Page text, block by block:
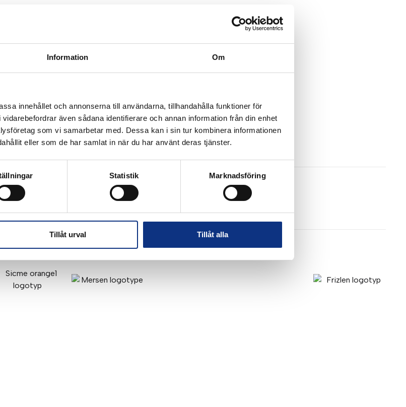
Information Om
innehållet och annonserna till användarna, tillhandahålla funktioner för
även sådana identifierare och annan information från din enhet
som vi samarbetar med. Dessa kan i sin tur kombinera informationen
eller som de har samlat in när du har använt deras tjänster.
Statistik Marknadsföring
Tillåt urval Tillåt alla
Vi är stolta
certifierad distributör
i SEK. Stabe innehar